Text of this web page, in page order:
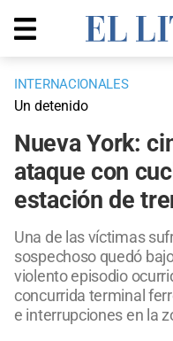
INTERNACIONALES
Un detenido
Nueva York:
ataque con
estación de
Una de las víctimas
sospechoso quedó
violento episodio
concurrida terminal
e interrupciones en la